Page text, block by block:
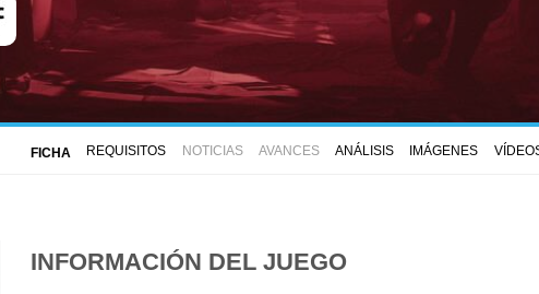
FICHA REQUISITOS NOTICIAS AVANCES ANÁLISIS IMÁGENES
INFORMACIÓN DEL JUEGO